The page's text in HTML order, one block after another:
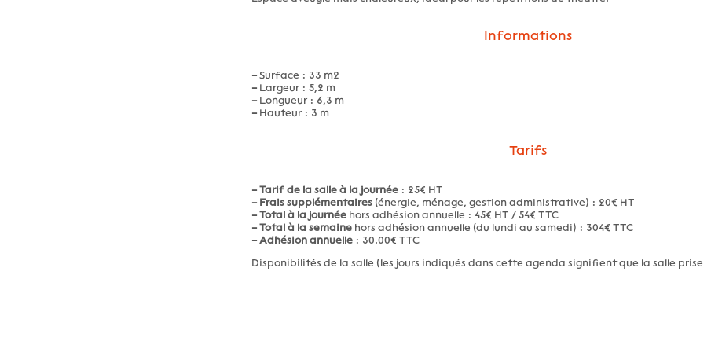
Informations
–Surface : 33 m2
–Largeur : 5,2 m
–Longueur : 6,3 m
–Hauteur : 3 m
Tarifs
– Tarif de la salle à la journée: 25€ HT
– Frais supplémentaires(énergie, ménage, gestion administrative) : 20€ HT
– Total à la journéehors adhésion annuelle : 45€ HT / 54€ TTC
– Total à la semainehors adhésion annuelle (du lundi au samedi) : 304€ TTC
– Adhésion annuelle: 30.00€ TTC
Disponibilités de la salle (les jours indiqués dans cette agenda signifient que la salle